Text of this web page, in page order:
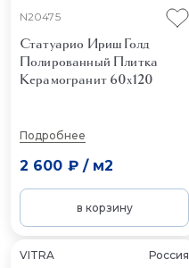
N20475
Статуарио Ириш Голд
Полированный Плитка
Керамогранит 60x120
Подробнее
2 600 ₽/ м2
в корзину
VITRA Россия